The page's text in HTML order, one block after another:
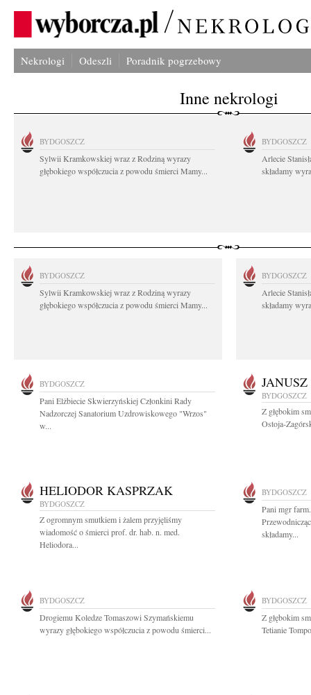
Nekrologi Odeszli Poradnik pogrzebowy
Inne nekrologi
BYDGOSZCZ
Sylwii Kramkowskiej wraz z Rodziną wyrazy
głębokiego współczucia z powodu śmierci Mamy...
BYDGOSZCZ
Arlecie
składamy
BYDGOSZCZ
Sylwii Kramkowskiej wraz z Rodziną wyrazy
głębokiego współczucia z powodu śmierci Mamy...
BYDGOSZCZ
Arlecie
składamy
BYDGOSZCZ
Pani Elżbiecie Skwierzyńskiej Członkini Rady
Nadzorczej Sanatorium Uzdrowiskowego "Wrzos"
w...
BYDGOSZCZ
Z głębokim
Ostoja-
HELIODOR KASPRZAK
BYDGOSZCZ
Z ogromnym smutkiem i żalem przyjęliśmy
wiadomość o śmierci prof. dr. hab. n. med.
Heliodora...
BYDGOSZCZ
Pani mgr
składamy...
BYDGOSZCZ
Drogiemu Koledze Tomaszowi Szymańskiemu
wyrazy głębokiego współczucia z powodu śmierci...
BYDGOSZCZ
Z głębokim
Tetianie